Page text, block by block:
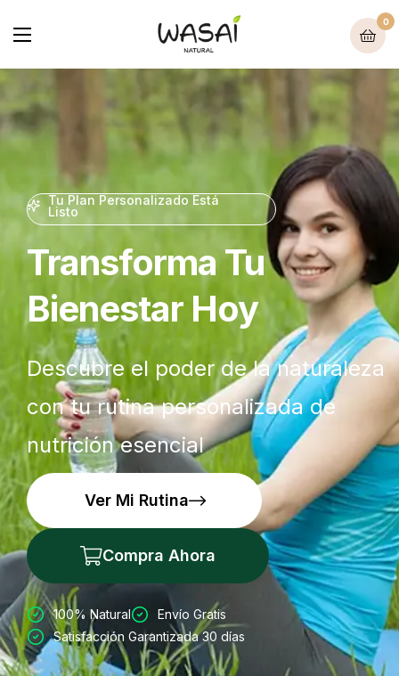
0
Tu Plan Personalizado Está
Listo
Transforma Tu
Bienestar Hoy
Descubre el poder de la naturaleza
con tu rutina personalizada de
nutrición esencial
Ver Mi Rutina
Compra Ahora
100% Natural
Envío Gratis
Satisfacción Garantizada 30 días